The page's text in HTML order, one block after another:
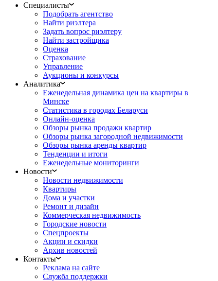
Специалисты
Подобрать агентство
Найти риэлтера
Задать вопрос риэлтеру
Найти застройщика
Оценка
Страхование
Управление
Аукционы и конкурсы
Аналитика
Еженедельная динамика цен на квартиры в
Минске
Статистика в городах Беларуси
Онлайн-оценка
Обзоры рынка продажи квартир
Обзоры рынка загородной недвижимости
Обзоры рынка аренды квартир
Тенденции и итоги
Еженедельные мониторинги
Новости
Новости недвижимости
Квартиры
Дома и участки
Ремонт и дизайн
Коммерческая недвижимость
Городские новости
Спецпроекты
Акции и скидки
Архив новостей
Контакты
Реклама на сайте
Служба поддержки